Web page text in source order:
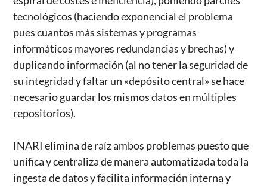
tecnológicos (haciendo exponencial el problema
pues cuantos más sistemas y programas
informáticos mayores redundancias y brechas) y
duplicando información (al no tener la seguridad de
su integridad y faltar un «depósito central» se hace
necesario guardar los mismos datos en múltiples
repositorios).
INARI elimina de raíz ambos problemas puesto que
unifica y centraliza de manera automatizada toda la
ingesta de datos y facilita información interna y